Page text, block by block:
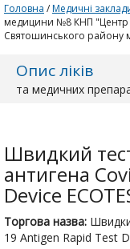
Головна /Медичні
медицини №8 КНП "Центр
Святошинського району
Опис ліків
та медичних
Швидкий
антигена
Device
Торгова назва:
19 Antigen Rapid Test